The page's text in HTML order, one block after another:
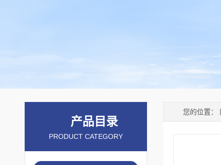
您的位置：
产品目录
PRODUCT CATEGORY